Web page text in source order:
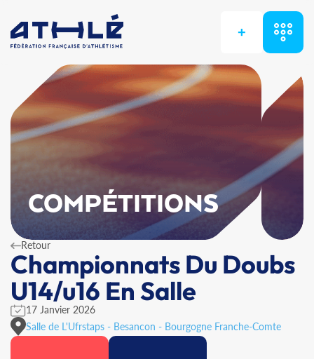
+
COMPÉTITIONS
Retour
Championnats Du Doubs
U14/u16 En Salle
17 Janvier 2026
Salle de L'Ufrstaps - Besancon - Bourgogne Franche-Comte